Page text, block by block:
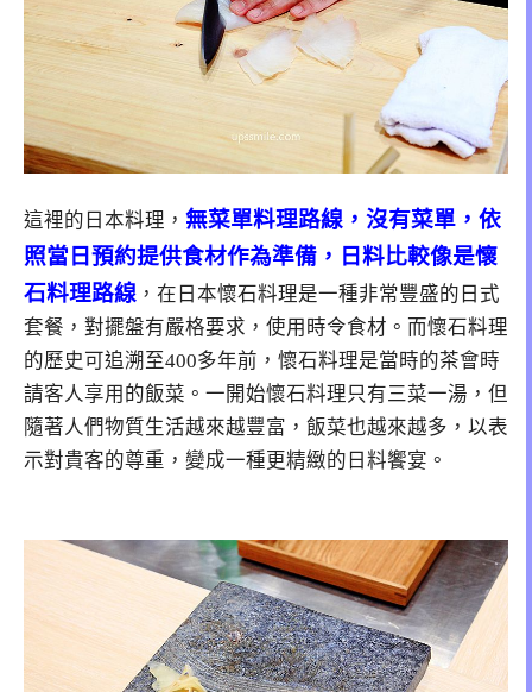
這裡的日本料理， 無菜單料理路線，沒有菜單，依
照當日預約提供食材作為準備，日料比較像是懷
石料理路線 ，在日本懷石料理是一種非常豐盛的日式
套餐，對擺盤有嚴格要求，使用時令食材。而懷石料理
的歷史可追溯至400多年前，懷石料理是當時的茶會時
請客人享用的飯菜。一開始懷石料理只有三菜一湯，但
隨著人們物質生活越來越豐富，飯菜也越來越多，以表
示對貴客的尊重，變成一種更精緻的日料饗宴。